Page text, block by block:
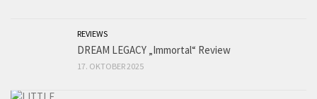
REVIEWS
DREAM LEGACY „Immortal“ Review
17. OKTOBER 2025